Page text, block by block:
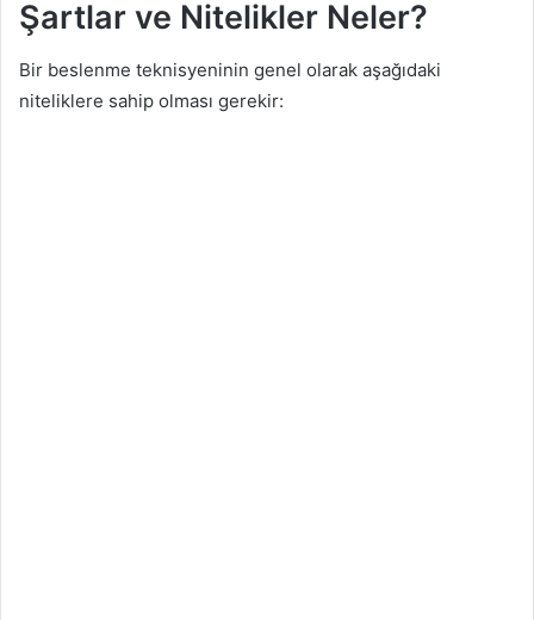
Şartlar ve Nitelikler Neler?
Bir beslenme teknisyeninin genel olarak aşağıdaki
niteliklere sahip olması gerekir: